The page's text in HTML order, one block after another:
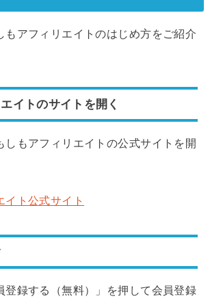
もアフィリエイトのはじめ方をご紹介
イトのサイトを開く
しもアフィリエイトの公式サイトを開
イト公式サイト
登録する（無料）」を押して会員登録